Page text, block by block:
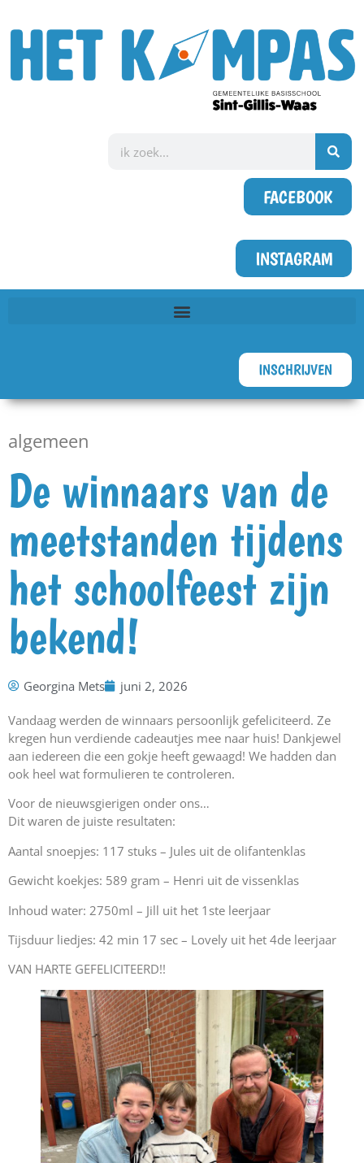
FACEBOOK
INSTAGRAM
INSCHRIJVEN
algemeen
De winnaars van de
meetstanden tijdens
het schoolfeest zijn
bekend!
Georgina Mets juni 2, 2026
Vandaag werden de winnaars persoonlijk gefeliciteerd. Ze
kregen hun verdiende cadeautjes mee naar huis! Dankjewel
aan iedereen die een gokje heeft gewaagd! We hadden dan
ook heel wat formulieren te controleren.
Voor de nieuwsgierigen onder ons…
Dit waren de juiste resultaten:
Aantal snoepjes: 117 stuks – Jules uit de olifantenklas
Gewicht koekjes: 589 gram – Henri uit de vissenklas
Inhoud water: 2750ml – Jill uit het 1ste leerjaar
Tijsduur liedjes: 42 min 17 sec – Lovely uit het 4de leerjaar
VAN HARTE GEFELICITEERD!!